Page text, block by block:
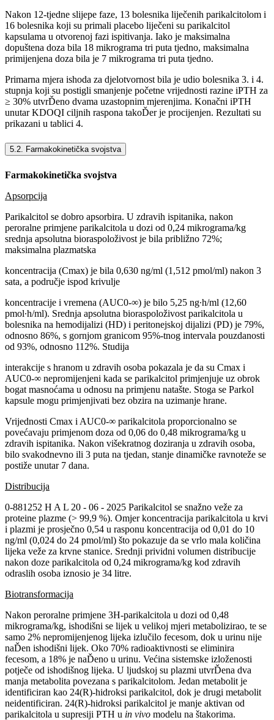
Nakon 12-tjedne slijepe faze, 13 bolesnika liječenih parikalcitolom i
16 bolesnika koji su primali placebo liječeni su parikalcitol
kapsulama u otvorenoj fazi ispitivanja. Iako je maksimalna
dopuštena doza bila 18 mikrograma tri puta tjedno, maksimalna
primijenjena doza bila je 7 mikrograma tri puta tjedno.
Primarna mjera ishoda za djelotvornost bila je udio bolesnika 3. i 4.
stupnja koji su postigli smanjenje početne vrijednosti razine iPTH za
≥ 30% utvrĎeno dvama uzastopnim mjerenjima. Konačni iPTH
unutar KDOQI ciljnih raspona takoĎer je procijenjen. Rezultati su
prikazani u tablici 4.
5.2. Farmakokinetička svojstva
Farmakokinetička svojstva
Apsorpcija
Parikalcitol se dobro apsorbira. U zdravih ispitanika, nakon
peroralne primjene parikalcitola u dozi od 0,24 mikrograma/kg
srednja apsolutna bioraspoloživost je bila približno 72%;
maksimalna plazmatska
koncentracija (Cmax) je bila 0,630 ng/ml (1,512 pmol/ml) nakon 3
sata, a područje ispod krivulje
koncentracije i vremena (AUC0-∞) je bilo 5,25 ng∙h/ml (12,60
pmol∙h/ml). Srednja apsolutna bioraspoloživost parikalcitola u
bolesnika na hemodijalizi (HD) i peritonejskoj dijalizi (PD) je 79%,
odnosno 86%, s gornjom granicom 95%-tnog intervala pouzdanosti
od 93%, odnosno 112%. Studija
interakcije s hranom u zdravih osoba pokazala je da su Cmax i
AUC0-∞ nepromijenjeni kada se parikalcitol primjenjuje uz obrok
bogat masnoćama u odnosu na primjenu natašte. Stoga se Parkol
kapsule mogu primjenjivati bez obzira na uzimanje hrane.
Vrijednosti Cmax i AUC0-∞ parikalcitola proporcionalno se
povećavaju primjenom doza od 0,06 do 0,48 mikrograma/kg u
zdravih ispitanika. Nakon višekratnog doziranja u zdravih osoba,
bilo svakodnevno ili 3 puta na tjedan, stanje dinamičke ravnoteže se
postiže unutar 7 dana.
Distribucija
0-881252 H A L 20 - 06 - 2025 Parikalcitol se snažno veže za
proteine plazme (> 99,9 %). Omjer koncentracija parikalcitola u krvi
i plazmi je prosječno 0,54 u rasponu koncentracija od 0,01 do 10
ng/ml (0,024 do 24 pmol/ml) što pokazuje da se vrlo mala količina
lijeka veže za krvne stanice. Srednji prividni volumen distribucije
nakon doze parikalcitola od 0,24 mikrograma/kg kod zdravih
odraslih osoba iznosio je 34 litre.
Biotransformacija
Nakon peroralne primjene 3H-parikalcitola u dozi od 0,48
mikrograma/kg, ishodišni se lijek u velikoj mjeri metabolizirao, te se
samo 2% nepromijenjenog lijeka izlučilo fecesom, dok u urinu nije
naĎen ishodišni lijek. Oko 70% radioaktivnosti se eliminira
fecesom, a 18% je naĎeno u urinu. Većina sistemske izloženosti
potječe od ishodišnog lijeka. U ljudskoj su plazmi utvrĎena dva
manja metabolita povezana s parikalcitolom. Jedan metabolit je
identificiran kao 24(R)-hidroksi parikalcitol, dok je drugi metabolit
neidentificiran. 24(R)-hidroksi parikalcitol je manje aktivan od
parikalcitola u supresiji PTH u in vivo modelu na štakorima.